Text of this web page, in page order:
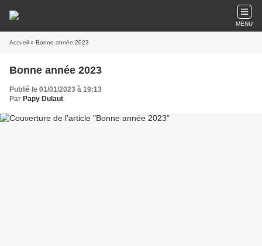
MENU
Accueil » Bonne année 2023
Bonne année 2023
Publié le 01/01/2023 à 19:13
Par Papy Dulaut